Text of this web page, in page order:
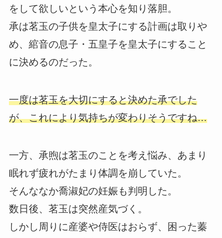
をして欲しいという本心を知り落胆。
承は茗玉の子供を皇太子にする計画は取りや
め、綰音の息子・五皇子を皇太子にすること
に決めるのだった。
一度は茗玉を大切にすると決めた承でした
が、これにより気持ちが変わりそうですね…
一方、承煦は茗玉のことを考え悩み、あまり
眠れず疲れがたまり体調を崩していた。
そんななか喬淑妃の妊娠も判明した。
数日後、茗玉は突然産気づく。
しかし周りに産婆や侍医はおらず、困った蓁